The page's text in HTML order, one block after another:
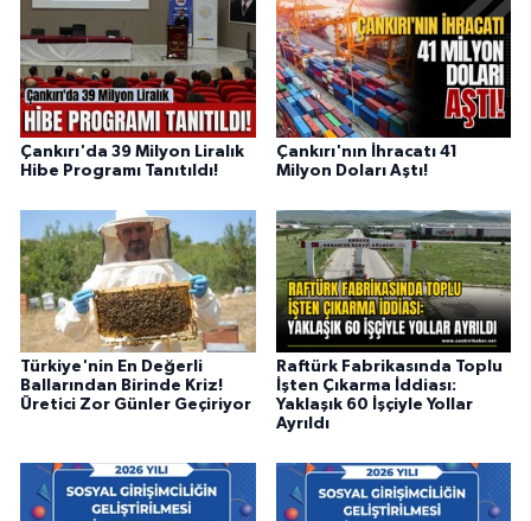
Çankırı'da 39 Milyon Liralık
Hibe Programı Tanıtıldı!
Çankırı'nın İhracatı 41
Milyon Doları Aştı!
Türkiye'nin En Değerli
Ballarından Birinde Kriz!
Üretici Zor Günler Geçiriyor
Raftürk Fabrikasında Toplu
İşten Çıkarma İddiası:
Yaklaşık 60 İşçiyle Yollar
Ayrıldı